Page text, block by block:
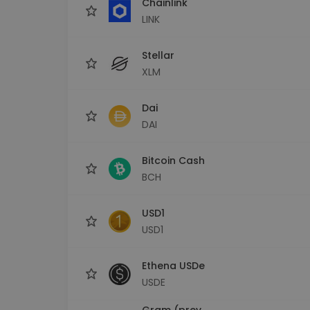
LINK
Stellar
XLM
Dai
DAI
Bitcoin Cash
BCH
USD1
USD1
Ethena USDe
USDE